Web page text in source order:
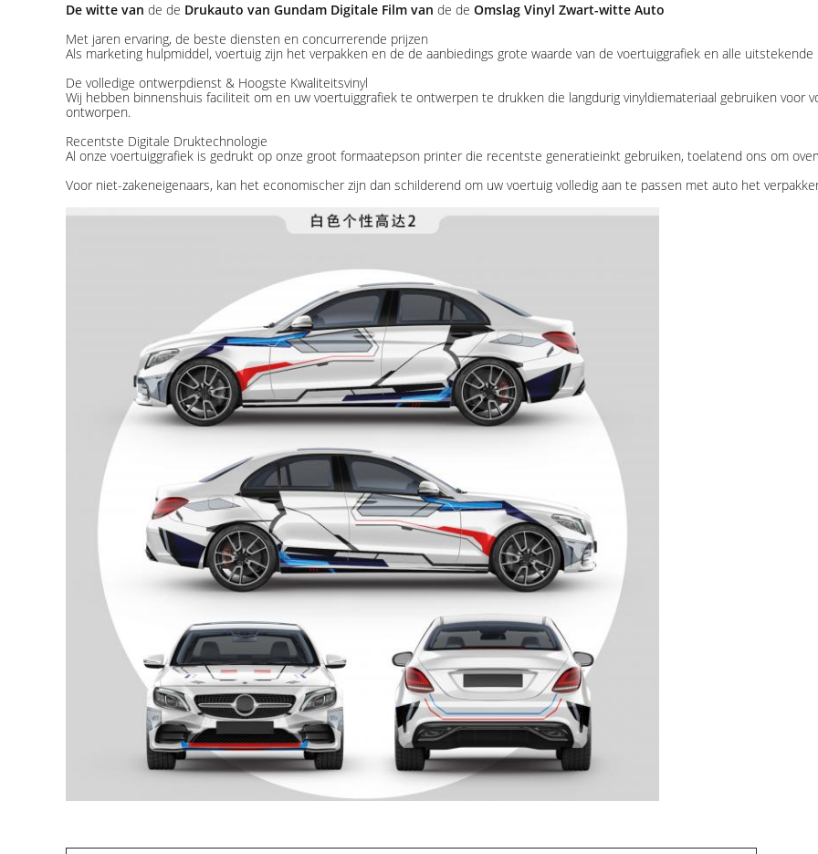
De witte van de de Drukauto van Gundam Digitale Film van de de Omslag Vinyl Zwart-witte Auto
Met jaren ervaring, de beste diensten en concurrerende prijzen
Als marketing hulpmiddel, voertuig zijn het verpakken en de de aanbiedings grote waarde van de voertuiggrafiek en alle
De volledige ontwerpdienst & Hoogste Kwaliteitsvinyl
Wij hebben binnenshuis faciliteit om en uw voertuiggrafiek te ontwerpen te drukken die langdurig vinyldiemateriaal gebruiken voor
ontworpen.
Recentste Digitale Druktechnologie
Al onze voertuiggrafiek is gedrukt op onze groot formaatepson printer die recentste generatieinkt gebruiken, toelatend ons om
Voor niet-zakeneigenaars, kan het economischer zijn dan schilderend om uw voertuig volledig aan te passen met auto het